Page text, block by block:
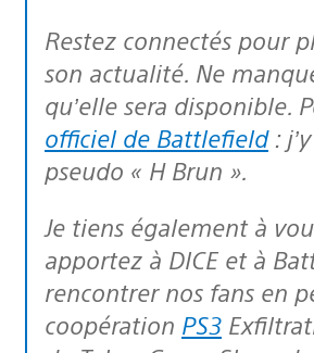
Restez connectés pour
son actualité. Ne
qu’elle sera disponible.
officiel de Battlefield:
pseudo « H Brun ».
Je tiens également à vous remercier pour le soutien indéfectible que vous
apportez à DICE et à
rencontrer nos fans en
coopération PS3